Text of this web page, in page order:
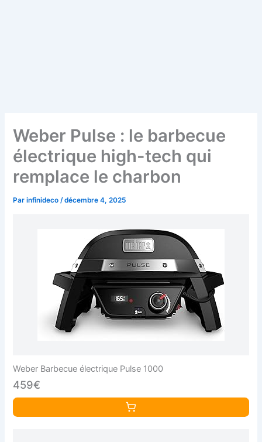
Weber Pulse : le barbecue
électrique high-tech qui
remplace le charbon
Parinfinideco/décembre 4, 2025
Weber Barbecue électrique Pulse 1000
459€